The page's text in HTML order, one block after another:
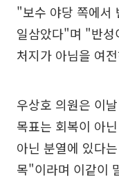
"보수 야당 쪽에서
일삼았다"며 "반성
처지가 아님을 여
우상호 의원은 이
목표는 회복이 아
아닌 분열에 있다
목"이라며 이같이